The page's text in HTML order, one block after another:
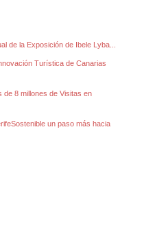
de la Exposición de Ibele Lyba...
Turística de Canarias
de 8 millones de Visitas en
un paso más hacia